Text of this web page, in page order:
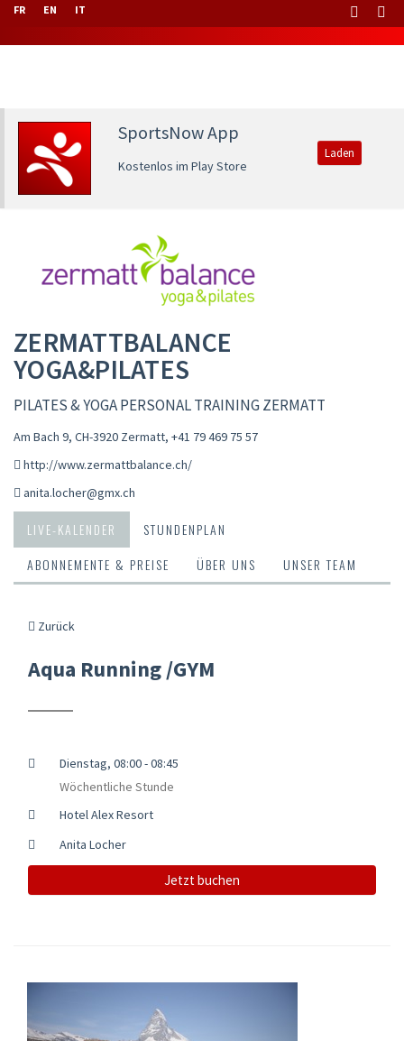
FR EN IT
SportsNow App
Kostenlos im Play Store
Laden
ZERMATTBALANCE
YOGA&PILATES
PILATES & YOGA PERSONAL TRAINING ZERMATT
Am Bach 9, CH-3920 Zermatt, +41 79 469 75 57
http://www.zermattbalance.ch/
anita.locher@gmx.ch
LIVE-KALENDER
STUNDENPLAN
ABONNEMENTE & PREISE
ÜBER UNS UNSER TEAM
Zurück
Aqua Running /GYM
Dienstag, 08:00 - 08:45
Wöchentliche Stunde
Hotel Alex Resort
Anita Locher
Jetzt buchen